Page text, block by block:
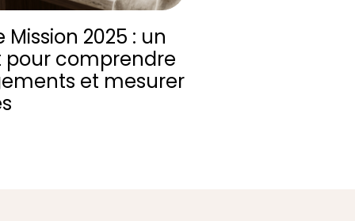
2025 : un
comprendre
et mesurer